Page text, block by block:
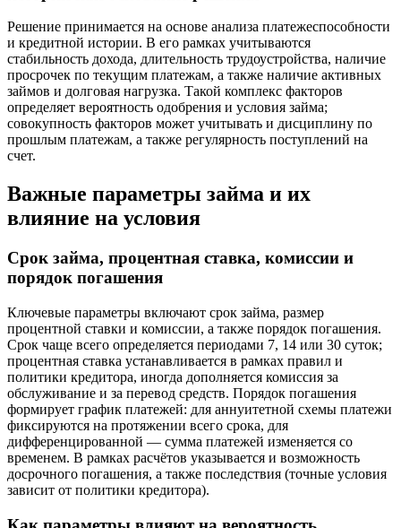
Решение принимается на основе анализа платежеспособности
и кредитной истории. В его рамках учитываются
стабильность дохода, длительность трудоустройства, наличие
просрочек по текущим платежам, а также наличие активных
займов и долговая нагрузка. Такой комплекс факторов
определяет вероятность одобрения и условия займа;
совокупность факторов может учитывать и дисциплину по
прошлым платежам, а также регулярность поступлений на
счет.
Важные параметры займа и их
влияние на условия
Срок займа, процентная ставка, комиссии и
порядок погашения
Ключевые параметры включают срок займа, размер
процентной ставки и комиссии, а также порядок погашения.
Срок чаще всего определяется периодами 7, 14 или 30 суток;
процентная ставка устанавливается в рамках правил и
политики кредитора, иногда дополняется комиссия за
обслуживание и за перевод средств. Порядок погашения
формирует график платежей: для аннуитетной схемы платежи
фиксируются на протяжении всего срока, для
дифференцированной — сумма платежей изменяется со
временем. В рамках расчётов указывается и возможность
досрочного погашения, а также последствия (точные условия
зависит от политики кредитора).